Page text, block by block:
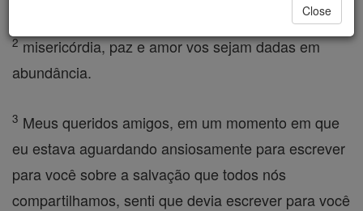
2misericórdia, paz e amor vos sejam dadas em
abundância.
3 Meus queridos amigos, em um momento em que
eu estava aguardando ansiosamente para escrever
para você sobre a salvação que todos nós
compartilhamos, senti que devia escrever para você
Close